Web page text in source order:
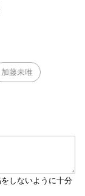
加藤未唯